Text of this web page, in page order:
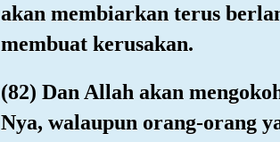
akan membiarkan terus
membuat kerusakan.
(82) Dan Allah akan
Nya, walaupun orang-orang